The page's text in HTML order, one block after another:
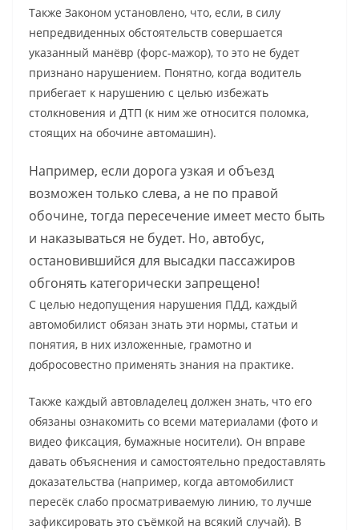
Также Законом установлено, что, если, в силу
непредвиденных обстоятельств совершается
указанный манёвр (форс-мажор), то это не будет
признано нарушением. Понятно, когда водитель
прибегает к нарушению с целью избежать
столкновения и ДТП (к ним же относится поломка,
стоящих на обочине автомашин).
Например, если дорога узкая и объезд
возможен только слева, а не по правой
обочине, тогда пересечение имеет место быть
и наказываться не будет. Но, автобус,
остановившийся для высадки пассажиров
обгонять категорически запрещено!
С целью недопущения нарушения ПДД, каждый
автомобилист обязан знать эти нормы, статьи и
понятия, в них изложенные, грамотно и
добросовестно применять знания на практике.
Также каждый автовладелец должен знать, что его
обязаны ознакомить со всеми материалами (фото и
видео фиксация, бумажные носители). Он вправе
давать объяснения и самостоятельно предоставлять
доказательства (например, когда автомобилист
пересёк слабо просматриваемую линию, то лучше
зафиксировать это съёмкой на всякий случай). В